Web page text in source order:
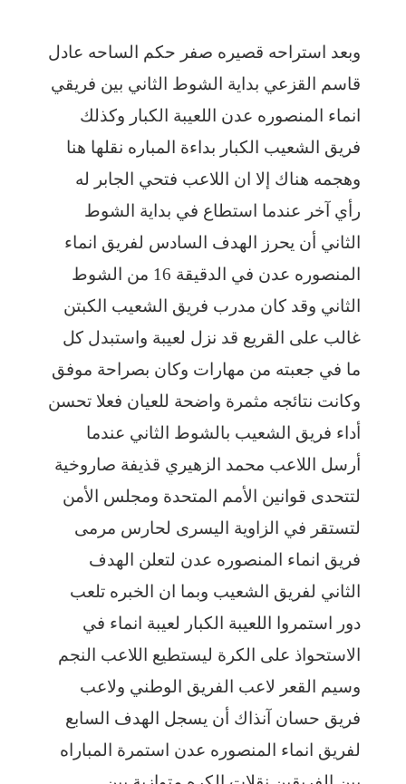
وبعد استراحه قصيره صفر حكم الساحه عادل
قاسم القزعي بداية الشوط الثاني بين فريقي
انماء المنصوره عدن اللعيبة الكبار وكذلك
فريق الشعيب الكبار بداءة المباره نقلها هنا
وهجمه هناك إلا ان اللاعب فتحي الجابر له
رأي آخر عندما استطاع في بداية الشوط
الثاني أن يحرز الهدف السادس لفريق انماء
المنصوره عدن في الدقيقة 16 من الشوط
الثاني وقد كان مدرب فريق الشعيب الكبتن
غالب على القريع قد نزل لعيبة واستبدل كل
ما في جعبته من مهارات وكان بصراحة موفق
وكانت نتائجه مثمرة واضحة للعيان فعلا تحسن
أداء فريق الشعيب بالشوط الثاني عندما
أرسل اللاعب محمد الزهيري قذيفة صاروخية
لتتحدى قوانين الأمم المتحدة ومجلس الأمن
لتستقر في الزاوية اليسرى لحارس مرمى
فريق انماء المنصوره عدن لتعلن الهدف
الثاني لفريق الشعيب وبما ان الخبره تلعب
دور استمروا اللعيبة الكبار لعيبة انماء في
الاستحواذ على الكرة ليستطيع اللاعب النجم
وسيم القعر لاعب الفريق الوطني ولاعب
فريق حسان آنذاك أن يسجل الهدف السابع
لفريق انماء المنصوره عدن استمرة المباراه